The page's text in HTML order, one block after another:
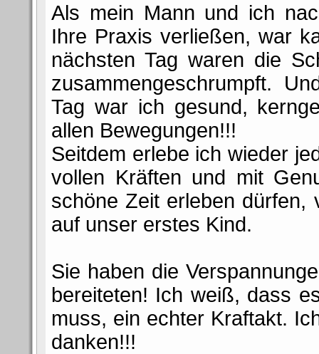
Als mein Mann und ich
Ihre Praxis verließen, war
nächsten Tag waren die
zusammengeschrumpft.
Tag war ich gesund,
allen Bewegungen!!!
Seitdem erlebe ich wieder
vollen Kräften und mit
schöne Zeit erleben dürfen,
auf unser erstes Kind.
Sie haben die
bereiteten! Ich weiß, dass
muss, ein echter Kraftakt.
danken!!!